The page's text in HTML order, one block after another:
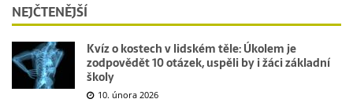
NEJČTENĚJŠÍ
Kvíz o kostech v lidském těle: Úkolem je
zodpovědět 10 otázek, uspěli by i žáci základní
školy
10. února 2026